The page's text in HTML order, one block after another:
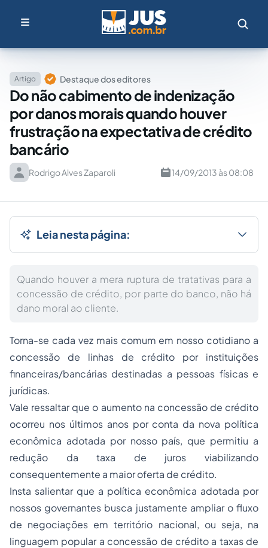
Artigo Destaque dos editores
Do não cabimento de indenização
por danos morais quando houver
frustração na expectativa de crédito
bancário
Rodrigo Alves Zaparoli 14/09/2013 às 08:08
Leia nesta página:
Quando houver a mera ruptura de tratativas para a
concessão de crédito, por parte do banco, não há
dano moral ao cliente.
Torna-se cada vez mais comum em nosso cotidiano a
concessão de linhas de crédito por instituições
financeiras/bancárias destinadas a pessoas físicas e
jurídicas.
Vale ressaltar que o aumento na concessão de crédito
ocorreu nos últimos anos por conta da nova política
econômica adotada por nosso país, que permitiu a
redução da taxa de juros viabilizando
consequentemente a maior oferta de crédito.
Insta salientar que a política econômica adotada por
nossos governantes busca justamente ampliar o fluxo
de negociações em território nacional, ou seja, na
linguagem popular a concessão de crédito a taxas de